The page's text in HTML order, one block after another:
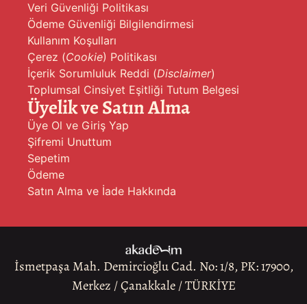
Veri Güvenliği Politikası
Ödeme Güvenliği Bilgilendirmesi
Kullanım Koşulları
Çerez (Cookie) Politikası
İçerik Sorumluluk Reddi (Disclaimer)
Toplumsal Cinsiyet Eşitliği Tutum Belgesi
Üyelik ve Satın Alma
Üye Ol ve Giriş Yap
Şifremi Unuttum
Sepetim
Ödeme
Satın Alma ve İade Hakkında
İsmetpaşa Mah. Demircioğlu Cad. No: 1/8, PK: 17900,
Merkez / Çanakkale / TÜRKİYE